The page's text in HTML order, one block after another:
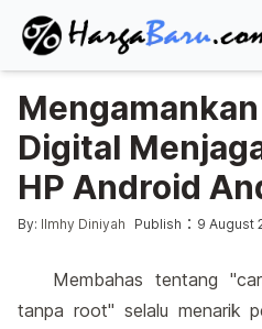
Digital
HP Android
Posted by
By: Ilmhy Diniyah Publish : 9 August
Membahas tentang
tanpa root" selalu menarik